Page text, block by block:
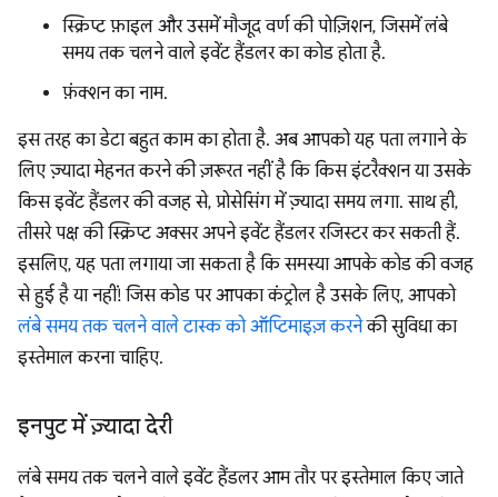
स्क्रिप्ट फ़ाइल और उसमें मौजूद वर्ण की पोज़िशन, जिसमें लंबे
समय तक चलने वाले इवेंट हैंडलर का कोड होता है.
फ़ंक्शन का नाम.
इस तरह का डेटा बहुत काम का होता है. अब आपको यह पता लगाने के
लिए ज़्यादा मेहनत करने की ज़रूरत नहीं है कि किस इंटरैक्शन या उसके
किस इवेंट हैंडलर की वजह से, प्रोसेसिंग में ज़्यादा समय लगा. साथ ही,
तीसरे पक्ष की स्क्रिप्ट अक्सर अपने इवेंट हैंडलर रजिस्टर कर सकती हैं.
इसलिए, यह पता लगाया जा सकता है कि समस्या आपके कोड की वजह
से हुई है या नहीं! जिस कोड पर आपका कंट्रोल है उसके लिए, आपको
लंबे समय तक चलने वाले टास्क को ऑप्टिमाइज़ करनेकी सुविधा का
इस्तेमाल करना चाहिए.
इनपुट में ज़्यादा देरी
लंबे समय तक चलने वाले इवेंट हैंडलर आम तौर पर इस्तेमाल किए जाते